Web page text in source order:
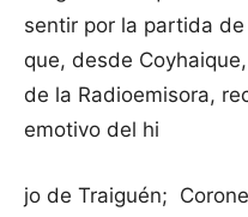
sentir por la partida
que, desde
de la Radioemisora,
emotivo del hi
jo de Traiguén;